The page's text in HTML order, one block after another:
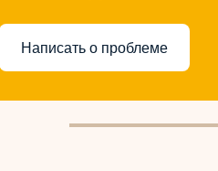
Написать о проблеме